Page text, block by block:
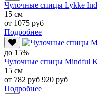
Чулочные спицы Lykke
15 см
от 1075 руб
Подробнее
до 15%
Чулочные спицы Mindful
15 см
от 782 руб 920 руб
Подробнее